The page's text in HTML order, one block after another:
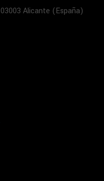
Alicante (España)